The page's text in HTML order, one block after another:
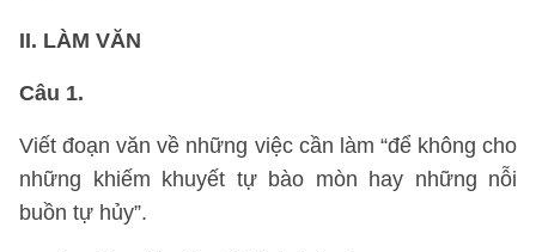
II. LÀM VĂN
Câu 1.
Viết đoạn văn về những việc cần làm “để không cho
những khiếm khuyết tự bào mòn hay những nỗi
buồn tự hủy”.